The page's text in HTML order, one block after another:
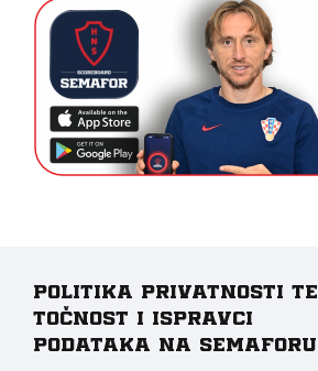
Politika privatnosti te
točnost i ispravci
podataka na Semaforu